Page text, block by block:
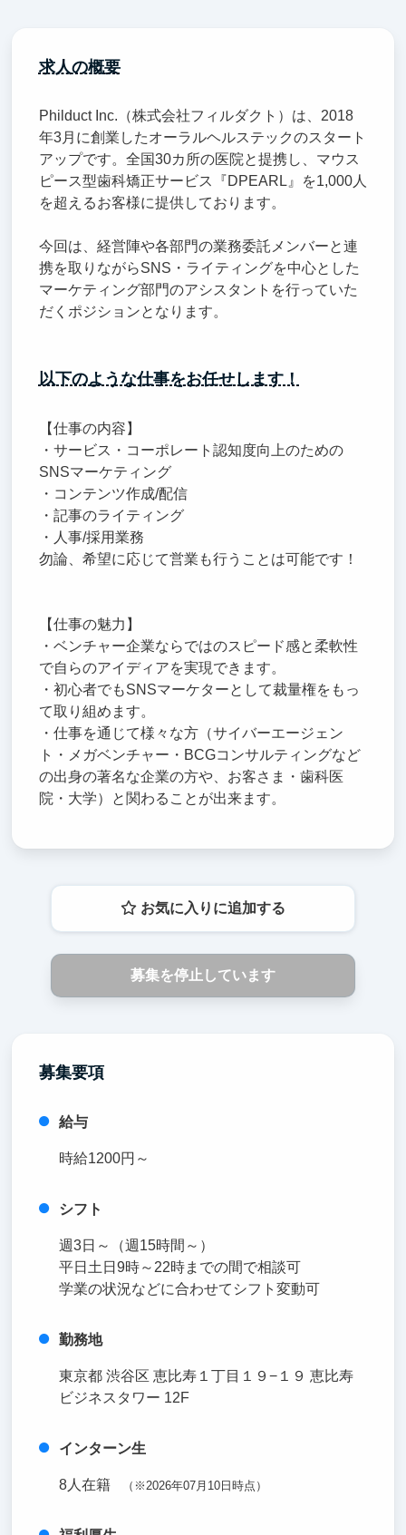
求人の概要
Philduct Inc.（株式会社フィルダクト）は、2018
年3月に創業したオーラルヘルステックのスタート
アップです。全国30カ所の医院と提携し、マウス
ピース型歯科矯正サービス『DPEARL』を1,000人
を超えるお客様に提供しております。
今回は、経営陣や各部門の業務委託メンバーと連
携を取りながらSNS・ライティングを中心とした
マーケティング部門のアシスタントを行っていた
だくポジションとなります。
以下のような仕事をお任せします！
【仕事の内容】
・サービス・コーポレート認知度向上のための
SNSマーケティング
・コンテンツ作成/配信
・記事のライティング
・人事/採用業務
勿論、希望に応じて営業も行うことは可能です！
【仕事の魅力】
・ベンチャー企業ならではのスピード感と柔軟性
で自らのアイディアを実現できます。
・初心者でもSNSマーケターとして裁量権をもっ
て取り組めます。
・仕事を通じて様々な方（サイバーエージェン
ト・メガベンチャー・BCGコンサルティングなど
の出身の著名な企業の方や、お客さま・歯科医
院・大学）と関わることが出来ます。
お気に入りに追加する
募集を停止しています
募集要項
給与
時給1200円～
シフト
週3日～（週15時間～）
平日土日9時～22時までの間で相談可
学業の状況などに合わせてシフト変動可
勤務地
東京都 渋谷区 恵比寿１丁目１９−１９ 恵比寿
ビジネスタワー 12F
インターン生
8人在籍 （※2026年07月10日時点）